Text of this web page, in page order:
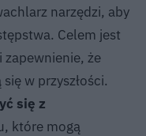
narzędzi, aby
Celem jest
zapewnienie, że
w przyszłości.
się z
które mogą